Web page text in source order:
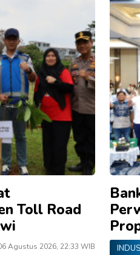
Toll Road
Agustus 2026, 22:33 WIB